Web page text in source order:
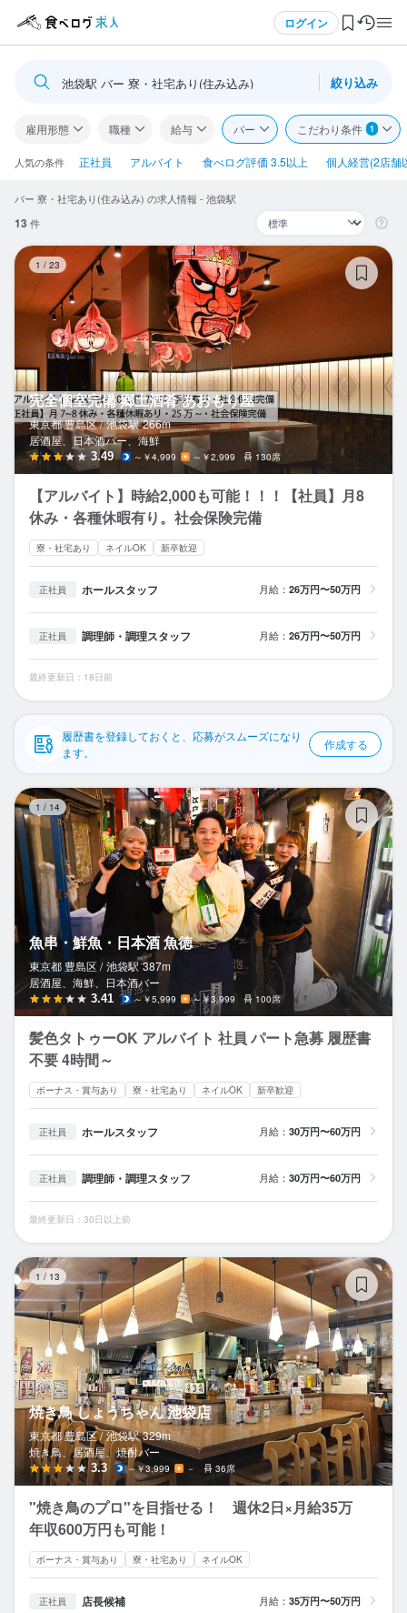
ログイン
ログイン・無料会員登録
食べログ求人TOP
求人検索
閲覧履歴
気になる求人
検索履歴・保存した条件
応募履歴
WEB履歴書
スカウト・メルマガ受信設定
ヘルプ・お問い合わせフォーム
掲載をご検討の店舗様へ
食べログ求人PRESS
利用規約
池袋駅 バー 寮・社宅あり(住み込み) 絞り込み
雇用形態 職種 給与 バー こだわり条件 1
人気の条件 正社員 アルバイト 食べログ評価 3.5以上 個人経営(2店舗
バー 寮・社宅あり(住み込み) の求人情報 - 池袋駅
13 件
1 / 23
完全個室完備 郷土酒肴 あおもり屋
東京都 豊島区 / 池袋駅 266m
居酒屋、日本酒バー、海鮮
3.49 ～￥4,999 ～￥2,999 130席
【アルバイト】時給2,000も可能！！！【社員】月8
休み・各種休暇有り。社会保険完備
寮・社宅あり ネイルOK 新卒歓迎
正社員 ホールスタッフ 月給： 26万円〜50万円
正社員 調理師・調理スタッフ 月給： 26万円〜50万円
最終更新日：18日前
履歴書を登録しておくと、応募がスムーズになり
ます。
作成する
1 / 14
魚串・鮮魚・日本酒 魚徳
東京都 豊島区 / 池袋駅 387m
居酒屋、海鮮、日本酒バー
3.41 ～￥5,999 ～￥3,999 100席
髪色タトゥーOK アルバイト 社員 パート急募 履歴書
不要 4時間～
ボーナス・賞与あり 寮・社宅あり ネイルOK 新卒歓迎
正社員 ホールスタッフ 月給： 30万円〜60万円
正社員 調理師・調理スタッフ 月給： 30万円〜60万円
最終更新日：30日以上前
1 / 13
焼き鳥 しょうちゃん 池袋店
東京都 豊島区 / 池袋駅 329m
焼き鳥、居酒屋、焼酎バー
3.3 ～￥3,999 － 36席
"焼き鳥のプロ"を目指せる！ 週休2日×月給35万
年収600万円も可能！
ボーナス・賞与あり 寮・社宅あり ネイルOK
正社員 店長候補 月給： 35万円〜50万円